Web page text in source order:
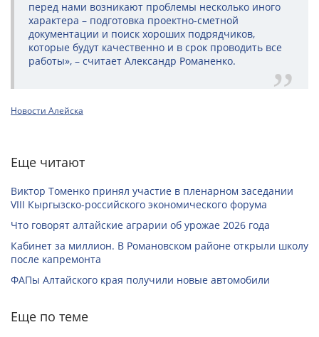
перед нами возникают проблемы несколько иного
характера – подготовка проектно-сметной
документации и поиск хороших подрядчиков,
которые будут качественно и в срок проводить все
работы», – считает Александр Романенко.
Новости Алейска
Еще читают
Виктор Томенко принял участие в пленарном заседании
VIII Кыргызско-российского экономического форума
Что говорят алтайские аграрии об урожае 2026 года
Кабинет за миллион. В Романовском районе открыли школу
после капремонта
ФАПы Алтайского края получили новые автомобили
Еще по теме